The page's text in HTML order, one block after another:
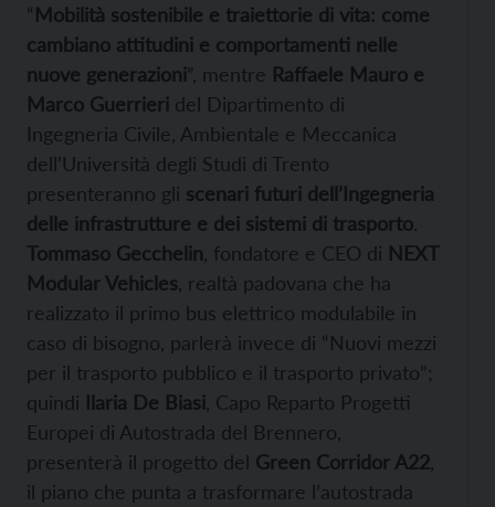
“Mobilità sostenibile e traiettorie di vita: come
cambiano attitudini e comportamenti nelle
nuove generazioni”, mentre Raffaele Mauro e
Marco Guerrieri del Dipartimento di
Ingegneria Civile, Ambientale e Meccanica
dell’Università degli Studi di Trento
presenteranno gli scenari futuri dell’Ingegneria
delle infrastrutture e dei sistemi di trasporto.
Tommaso Gecchelin , fondatore e CEO di NEXT
Modular Vehicles , realtà padovana che ha
realizzato il primo bus elettrico modulabile in
caso di bisogno, parlerà invece di “Nuovi mezzi
per il trasporto pubblico e il trasporto privato”;
quindi Ilaria De Biasi , Capo Reparto Progetti
Europei di Autostrada del Brennero,
presenterà il progetto del Green Corridor A22
il piano che punta a trasformare l’autostrada